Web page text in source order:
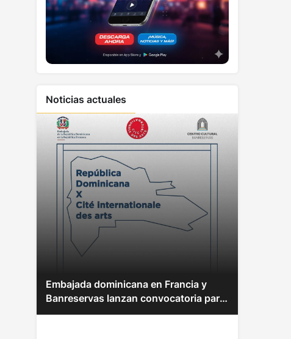
Noticias actuales
Embajada dominicana en Francia y
Banreservas lanzan convocatoria para
residencias artísticas en París